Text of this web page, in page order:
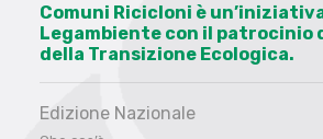
Comuni Ricicloni è
Legambiente con il patrocinio
della Transizione Ecologica.
Edizione Nazionale